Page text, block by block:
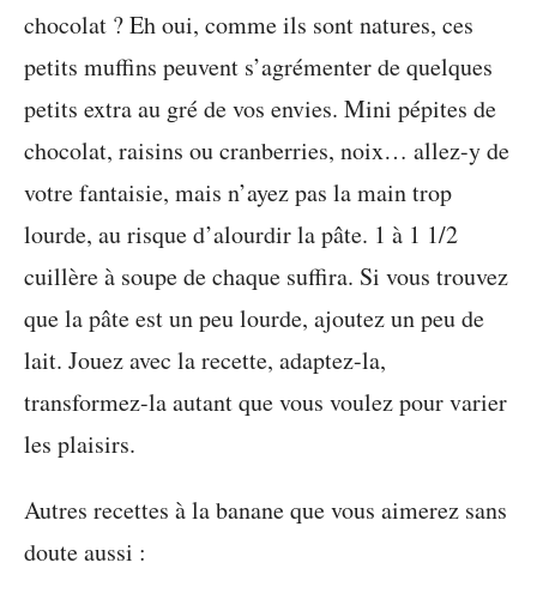
chocolat ? Eh oui, comme ils sont natures, ces
petits muffins peuvent s’agrémenter de quelques
petits extra au gré de vos envies. Mini pépites de
chocolat, raisins ou cranberries, noix… allez-y de
votre fantaisie, mais n’ayez pas la main trop
lourde, au risque d’alourdir la pâte. 1 à 1 1/2
cuillère à soupe de chaque suffira. Si vous trouvez
que la pâte est un peu lourde, ajoutez un peu de
lait. Jouez avec la recette, adaptez-la,
transformez-la autant que vous voulez pour varier
les plaisirs.
Autres recettes à la banane que vous aimerez sans
doute aussi :